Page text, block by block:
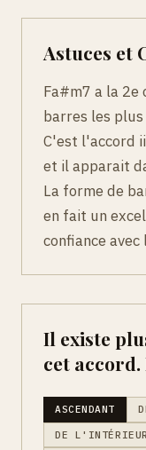
Astuces et
Fa#m7 a la 2e
barres les
C'est l'accord
et il apparait
La forme de
en fait un
confiance avec
Il existe
cet accord.
ASCENDANT
DE